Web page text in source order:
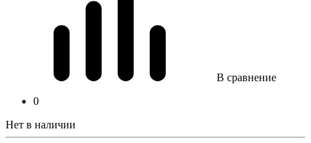
В сравнение
0
Нет в наличии